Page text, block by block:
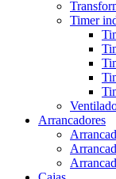
Timer
Arrancadores